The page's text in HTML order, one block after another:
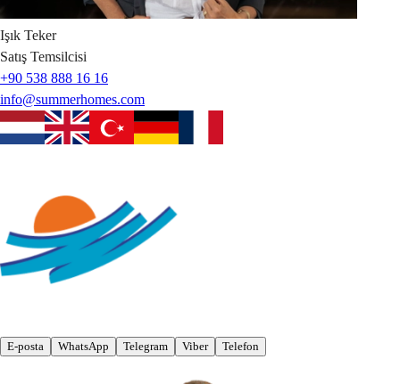
Işık Teker
Satış Temsilcisi
+90 538 888 16 16
info@summerhomes.com
E-posta WhatsApp Telegram Viber Telefon